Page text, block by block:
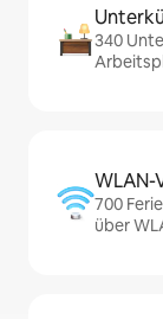
340
700
über